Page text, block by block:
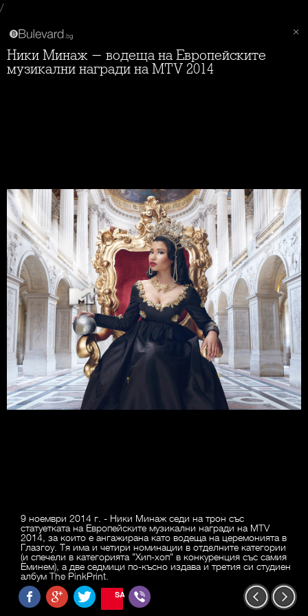
/
Ники Минаж - водеща на Европейските
музикални награди на MTV 2014
9 ноември 2014 г. - Ники Минаж седи на трон със
статуетката на Европейските музикални награди на MTV
2014, за които е ангажирана като водеща на церемонията в
Глазгоу. Тя има и четири номинации в отделните категории
(и спечели в категорията "Хип-хоп" в конкуренция със самия
Еминем), а две седмици по-късно издава и третия си студиен
албум The PinkPrint.
SAVE